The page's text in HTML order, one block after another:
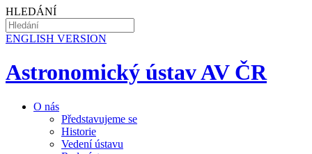
HLEDÁNÍ
ENGLISH VERSION
Astronomický ústav AV ČR
O nás
Představujeme se
Historie
Vedení ústavu